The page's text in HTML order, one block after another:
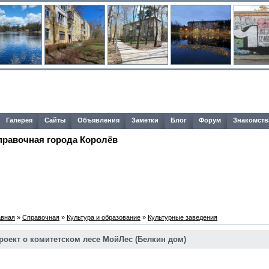
Галерея Сайты Объявления Заметки Блог Форум
города Королёв
» Справочная » Культура и образование » Культурные заведения
о комитетском лесе МойЛес (Белкин дом)